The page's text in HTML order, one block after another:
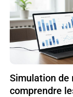
Simulation de
comprendre